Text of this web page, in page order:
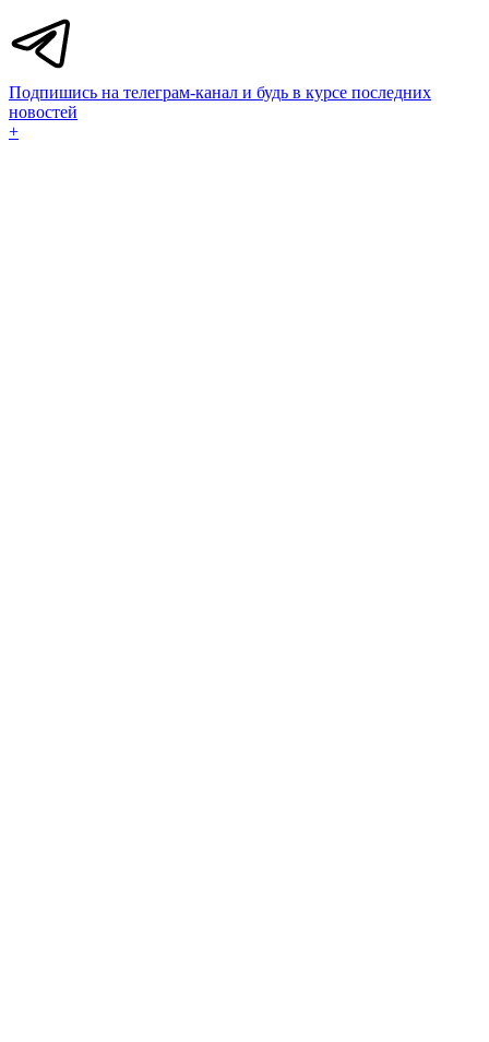
Подпишись на телеграм-канал и будь в курсе последних
новостей
+